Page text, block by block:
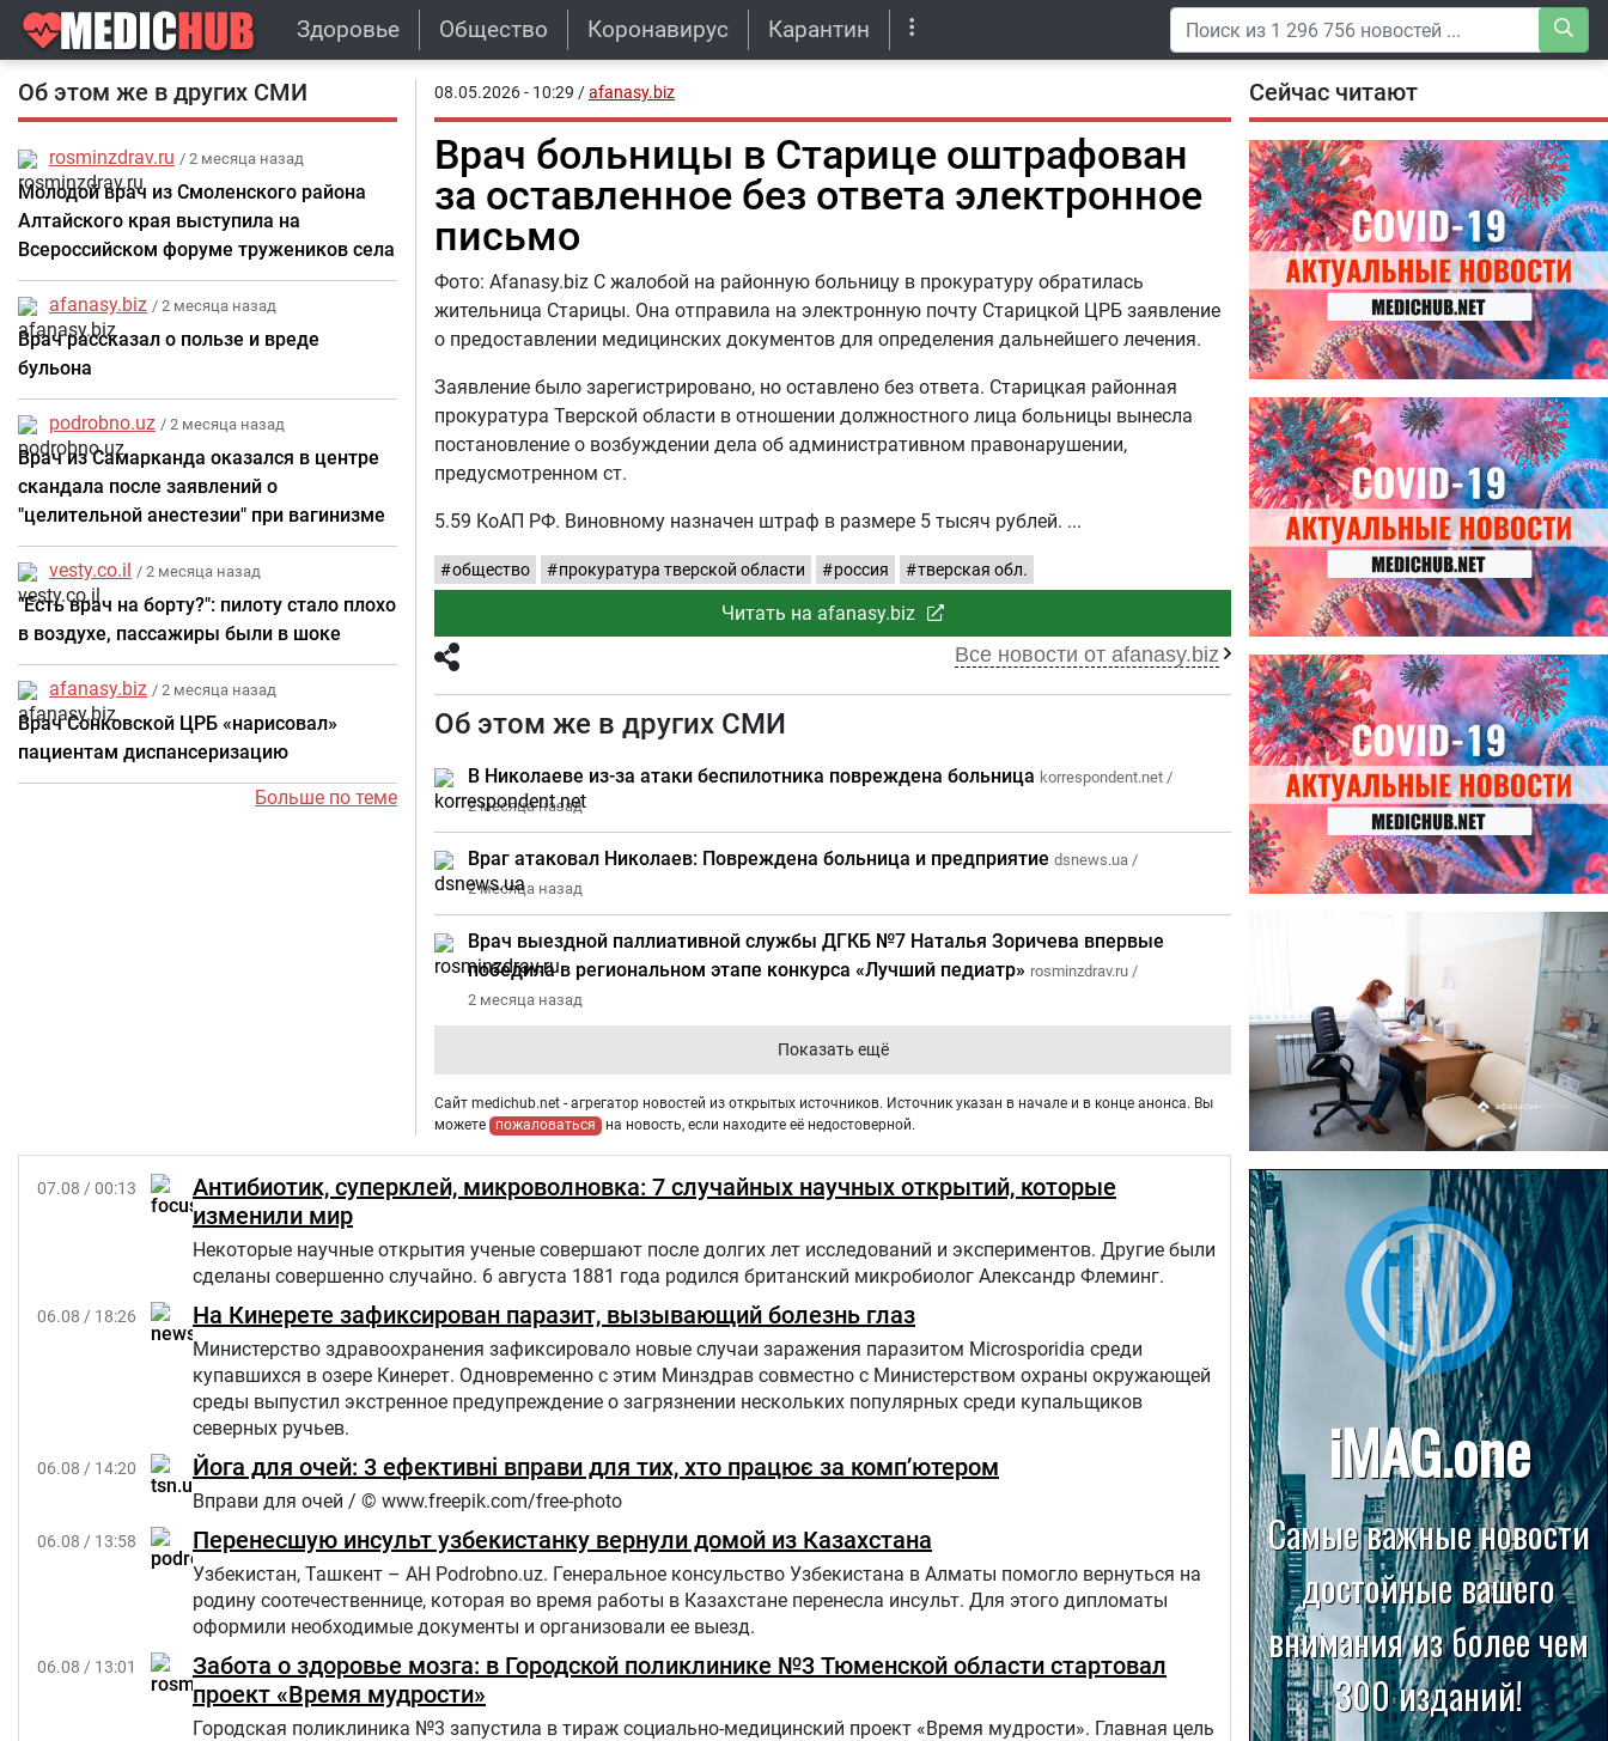
Здоровье Общество Коронавирус Карантин
Об этом же в других СМИ
rosminzdrav.ru / 2 месяца назад
Молодой врач из Смоленского района
Алтайского края выступила на
Всероссийском форуме тружеников села
afanasy.biz / 2 месяца назад
Врач рассказал о пользе и вреде
бульона
podrobno.uz / 2 месяца назад
Врач из Самарканда оказался в центре
скандала после заявлений о
"целительной анестезии" при вагинизме
vesty.co.il / 2 месяца назад
"Есть врач на борту?": пилоту стало плохо
в воздухе, пассажиры были в шоке
afanasy.biz / 2 месяца назад
Врач Сонковской ЦРБ «нарисовал»
пациентам диспансеризацию
Больше по теме
08.05.2026 - 10:29 /afanasy.biz
Врач больницы в Старице оштрафован
за оставленное без ответа электронное
письмо
Фото: Afanasy.biz С жалобой на районную больницу в прокуратуру обратилась
жительница Старицы. Она отправила на электронную почту Старицкой ЦРБ заявление
о предоставлении медицинских документов для определения дальнейшего лечения.
Заявление было зарегистрировано, но оставлено без ответа. Старицкая районная
прокуратура Тверской области в отношении должностного лица больницы вынесла
постановление о возбуждении дела об административном правонарушении,
предусмотренном ст.
5.59 КоАП РФ. Виновному назначен штраф в размере 5 тысяч рублей.
общество прокуратура тверской области россия тверская обл.
Читать на afanasy.biz
Все новости от afanasy.biz
Об этом же в других СМИ
В Николаеве из-за атаки беспилотника повреждена больница korrespondent.net /
2 месяца назад
Враг атаковал Николаев: Повреждена больница и предприятие dsnews.ua /
2 месяца назад
Врач выездной паллиативной службы ДГКБ №7 Наталья Зоричева впервые
победила в региональном этапе конкурса «Лучший педиатр» rosminzdrav.ru /
2 месяца назад
Показать ещё
Сайт medichub.net - агрегатор новостей из открытых источников. Источник указан в начале и в конце анонса. Вы
можете
пожаловаться на новость, если находите её недостоверной.
07.08 / 00:13
Антибиотик, суперклей, микроволновка: 7 случайных научных открытий, которые
изменили мир
Некоторые научные открытия ученые совершают после долгих лет исследований и экспериментов. Другие были
сделаны совершенно случайно. 6 августа 1881 года родился британский микробиолог Александр Флеминг.
06.08 / 18:26 На Кинерете зафиксирован паразит, вызывающий болезнь глаз
Министерство здравоохранения зафиксировало новые случаи заражения паразитом Microsporidia среди
купавшихся в озере Кинерет. Одновременно с этим Минздрав совместно с Министерством охраны окружающей
среды выпустил экстренное предупреждение о загрязнении нескольких популярных среди купальщиков
северных ручьев.
06.08 / 14:20 Йога для очей: 3 ефективні вправи для тих, хто працює за комп’ютером
Вправи для очей / © www.freepik.com/free-photo
06.08 / 13:58 Перенесшую инсульт узбекистанку вернули домой из Казахстана
Узбекистан, Ташкент – АН Podrobno.uz. Генеральное консульство Узбекистана в Алматы помогло вернуться на
родину соотечественнице, которая во время работы в Казахстане перенесла инсульт. Для этого дипломаты
оформили необходимые документы и организовали ее выезд.
06.08 / 13:01
Забота о здоровье мозга: в Городской поликлинике №3 Тюменской области стартовал
проект «Время мудрости»
Городская поликлиника №3 запустила в тираж социально-медицинский проект «Время мудрости». Главная цель
Сейчас читают
04.08.2026
Специалисты дали советы, как
правильно пить витамины
27.07.2026
Лучше фасоли: диетолог
названа 8 продуктов,
содержащих много клетчатки
угрозы: что нужно знать о
летних инфекциях
22.07.2026
Больница в Спирово работает
без рентгеновского кабинета